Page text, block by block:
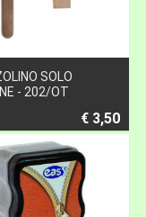
SOLO
- 202/OT
€ 3,50